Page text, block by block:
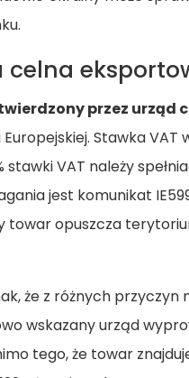
celna
przez urząd
Stawka VAT
stawki VAT należy
jest komunikat
towar opuszcza
że z różnych
wskazany urząd
tego, że towar